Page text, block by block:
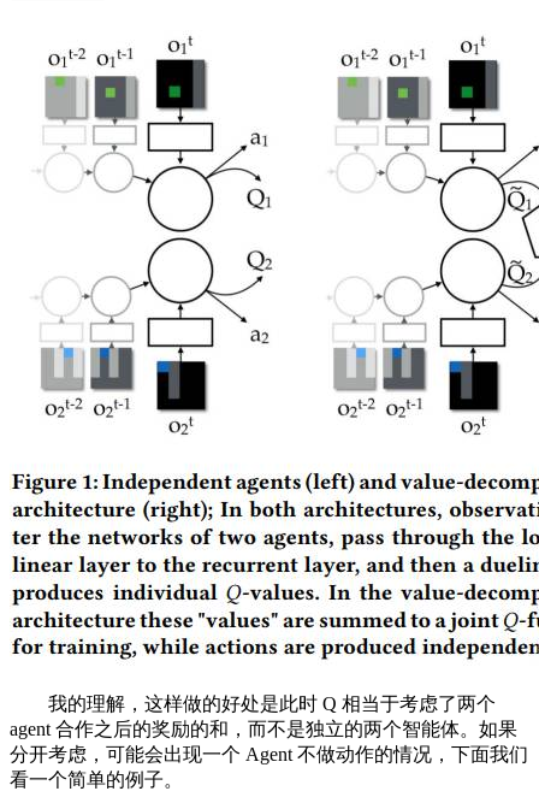
我的理解，这样做的好处是此时 Q 相当于考虑了两个
agent 合作之后的奖励的和，而不是独立的两个智能体。如果
分开考虑，可能会出现一个 Agent 不做动作的情况，下面我们
看一个简单的例子。